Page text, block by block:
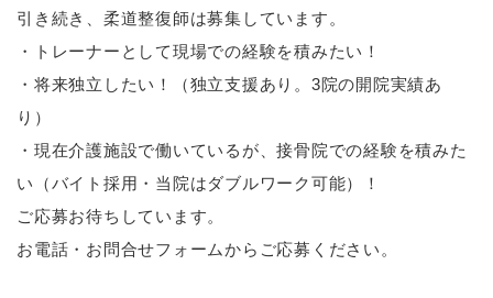
引き続き、柔道整復師は募集しています。
・トレーナーとして現場での経験を積みたい！
・将来独立したい！（独立支援あり。3院の開院実績あ
り）
・現在介護施設で働いているが、接骨院での経験を積みた
い（バイト採用・当院はダブルワーク可能）！
ご応募お待ちしています。
お電話・お問合せフォームからご応募ください。